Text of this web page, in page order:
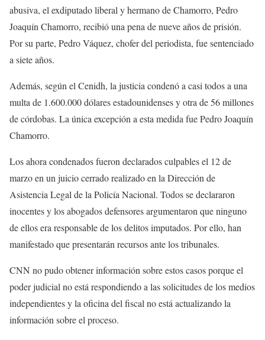
abusiva, el exdiputado liberal y hermano de Chamorro, Pedro
Joaquín Chamorro, recibió una pena de nueve años de prisión.
Por su parte, Pedro Váquez, chofer del periodista, fue sentenciado
a siete años.
Además, según el Cenidh, la justicia condenó a casi todos a una
multa de 1.600.000 dólares estadounidenses y otra de 56 millones
de córdobas. La única excepción a esta medida fue Pedro Joaquín
Chamorro.
Los ahora condenados fueron declarados culpables el 12 de
marzo en un juicio cerrado realizado en la Dirección de
Asistencia Legal de la Policía Nacional. Todos se declararon
inocentes y los abogados defensores argumentaron que ninguno
de ellos era responsable de los delitos imputados. Por ello, han
manifestado que presentarán recursos ante los tribunales.
CNN no pudo obtener información sobre estos casos porque el
poder judicial no está respondiendo a las solicitudes de los medios
independientes y la oficina del fiscal no está actualizando la
información sobre el proceso.